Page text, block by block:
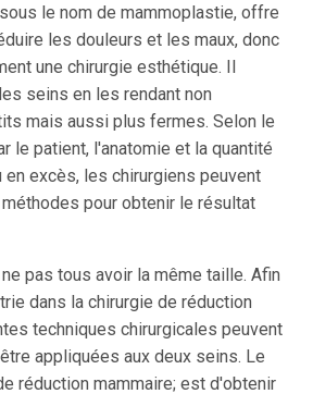
le nom de mammoplastie, offre
les douleurs et les maux, donc
une chirurgie esthétique. Il
seins en les rendant non
mais aussi plus fermes. Selon le
le patient, l'anatomie et la quantité
excès, les chirurgiens peuvent
pour obtenir le résultat
pas tous avoir la même taille. Afin
dans la chirurgie de réduction
techniques chirurgicales peuvent
appliquées aux deux seins. Le
réduction mammaire; est d'obtenir